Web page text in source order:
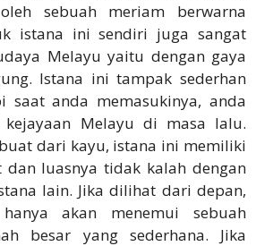
sebuah meriam berwarna
istana ini sendiri juga sangat
Melayu yaitu dengan gaya
Istana ini tampak sederhan
anda memasukinya, anda
Melayu di masa lalu.
dari kayu, istana ini memiliki
dan luasnya tidak kalah dengan
lain. Jika dilihat dari depan,
akan menemui sebuah
besar yang sederhana. Jika